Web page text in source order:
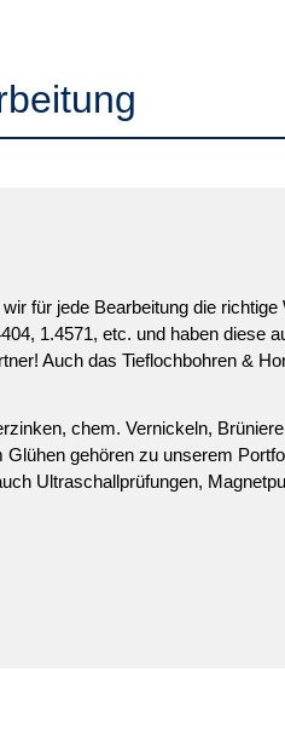
für jede Bearbeitung die richtige
1.4571, etc. und haben diese
Auch das Tieflochbohren &
chem. Vernickeln,
gehören zu unserem
Ultraschallprüfungen,